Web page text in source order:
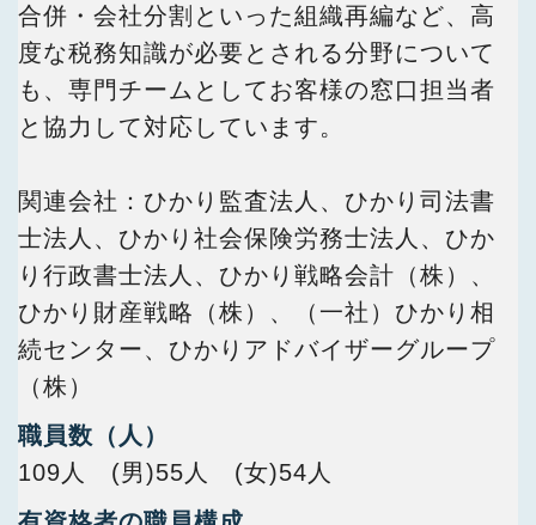
合併・会社分割といった組織再編など、高
度な税務知識が必要とされる分野について
も、専門チームとしてお客様の窓口担当者
と協力して対応しています。
関連会社：ひかり監査法人、ひかり司法書
士法人、ひかり社会保険労務士法人、ひか
り行政書士法人、ひかり戦略会計（株）、
ひかり財産戦略（株）、（一社）ひかり相
続センター、ひかりアドバイザーグループ
（株）
職員数（人）
109人 (男)55人 (女)54人